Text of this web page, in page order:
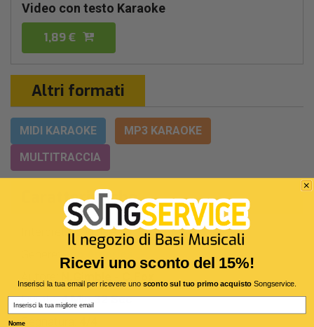
Video con testo Karaoke
1,89 €
Altri formati
MIDI KARAOKE
MP3 KARAOKE
MULTITRACCIA
Caratteristiche
Interprete Originale:Frank Sinatra
Pop America
Durata:4 Min 32 Sec
Segnatura:
Ricevi uno sconto del 15%!
Inserisci la tua email per ricevere uno sconto sul tuo primo acquistoSongservice.
Nome